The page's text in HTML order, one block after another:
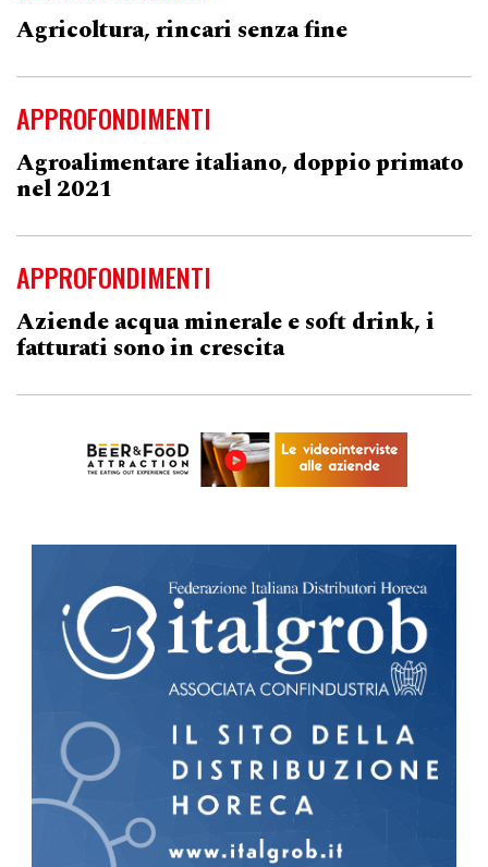
Agricoltura, rincari senza fine
APPROFONDIMENTI
Agroalimentare italiano, doppio primato
nel 2021
APPROFONDIMENTI
Aziende acqua minerale e soft drink, i
fatturati sono in crescita